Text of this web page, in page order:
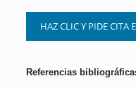
HAZ CLIC Y PIDE CITA
Referencias